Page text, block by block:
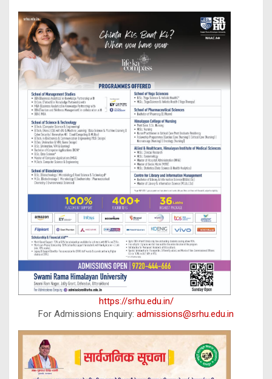
https://srhu.edu.in/
For Admissions Enquiry: admissions@srhu.edu.in